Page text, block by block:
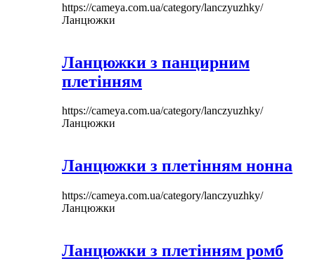
https://cameya.com.ua/category/lanczyuzhky/
Ланцюжки
Ланцюжки з панцирним
плетінням
https://cameya.com.ua/category/lanczyuzhky/
Ланцюжки
Ланцюжки з плетінням нонна
https://cameya.com.ua/category/lanczyuzhky/
Ланцюжки
Ланцюжки з плетінням ромб